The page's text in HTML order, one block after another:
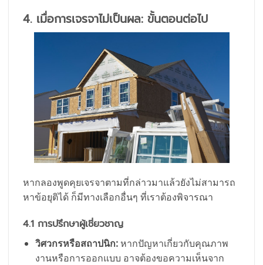
4. เมื่อการเจรจาไม่เป็นผล: ขั้นตอนต่อไป
หากลองพูดคุยเจรจาตามที่กล่าวมาแล้วยังไม่สามารถ
หาข้อยุติได้ ก็มีทางเลือกอื่นๆ ที่เราต้องพิจารณา
4.1 การปรึกษาผู้เชี่ยวชาญ
วิศวกรหรือสถาปนิก:หากปัญหาเกี่ยวกับคุณภาพ
งานหรือการออกแบบ อาจต้องขอความเห็นจาก